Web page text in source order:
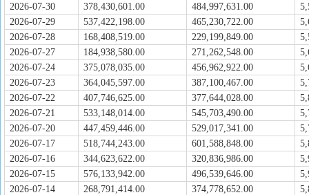
2026-07-30
378,430,601.00 484,997,631.00
2026-07-29
537,422,198.00 465,230,722.00
2026-07-28
168,408,519.00 229,199,849.00
2026-07-27
184,938,580.00 271,262,548.00
2026-07-24
375,078,035.00 456,962,922.00
2026-07-23
364,045,597.00 387,100,467.00
2026-07-22
407,746,625.00 377,644,028.00
2026-07-21
533,148,014.00 545,703,490.00
2026-07-20
447,459,446.00 529,017,341.00
2026-07-17
518,744,243.00 601,588,848.00
2026-07-16
344,623,622.00 320,836,986.00
2026-07-15
576,133,942.00 496,539,646.00
2026-07-14
268,791,414.00 374,778,652.00